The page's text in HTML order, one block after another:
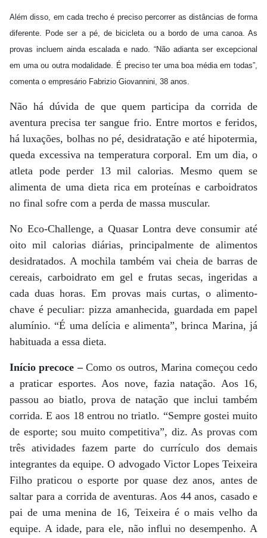
Além disso, em cada trecho é preciso percorrer as distâncias de forma
diferente. Pode ser a pé, de bicicleta ou a bordo de uma canoa. As
provas incluem ainda escalada e nado. “Não adianta ser excepcional
em uma ou outra modalidade. É preciso ter uma boa média em todas”,
comenta o empresário Fabrizio Giovannini, 38 anos.
Não há dúvida de que quem participa da corrida de
aventura precisa ter sangue frio. Entre mortos e feridos,
há luxações, bolhas no pé, desidratação e até hipotermia,
queda excessiva na temperatura corporal. Em um dia, o
atleta pode perder 13 mil calorias. Mesmo quem se
alimenta de uma dieta rica em proteínas e carboidratos
no final sofre com a perda de massa muscular.
No Eco-Challenge, a Quasar Lontra deve consumir até
oito mil calorias diárias, principalmente de alimentos
desidratados. A mochila também vai cheia de barras de
cereais, carboidrato em gel e frutas secas, ingeridas a
cada duas horas. Em provas mais curtas, o alimento-
chave é peculiar: pizza amanhecida, guardada em papel
alumínio. “É uma delícia e alimenta”, brinca Marina, já
habituada a essa dieta.
Início precoce –Como os outros, Marina começou cedo
a praticar esportes. Aos nove, fazia natação. Aos 16,
passou ao biatlo, prova de natação que inclui também
corrida. E aos 18 entrou no triatlo. “Sempre gostei muito
de esporte; sou muito competitiva”, diz. As provas com
três atividades fazem parte do currículo dos demais
integrantes da equipe. O advogado Victor Lopes Teixeira
Filho praticou o esporte por quase dez anos, antes de
saltar para a corrida de aventuras. Aos 44 anos, casado e
pai de uma menina de 16, Teixeira é o mais velho da
equipe. A idade, para ele, não influi no desempenho. A